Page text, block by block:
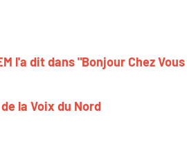
l'a dit dans "Bonjour Chez Vous
la Voix du Nord